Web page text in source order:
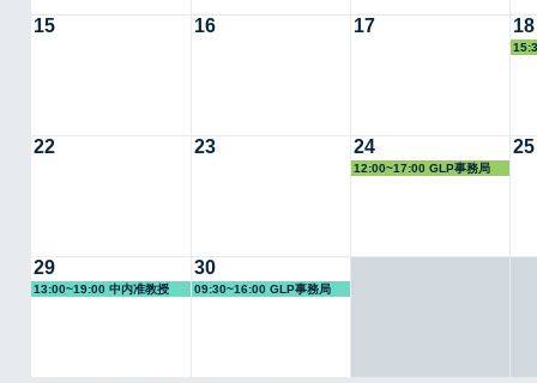
15 16 17 18
22 23 24
12:00~17:00 GLP事務局
25
29
13:00~19:00 中内准教授
30
09:30~16:00 GLP事務局